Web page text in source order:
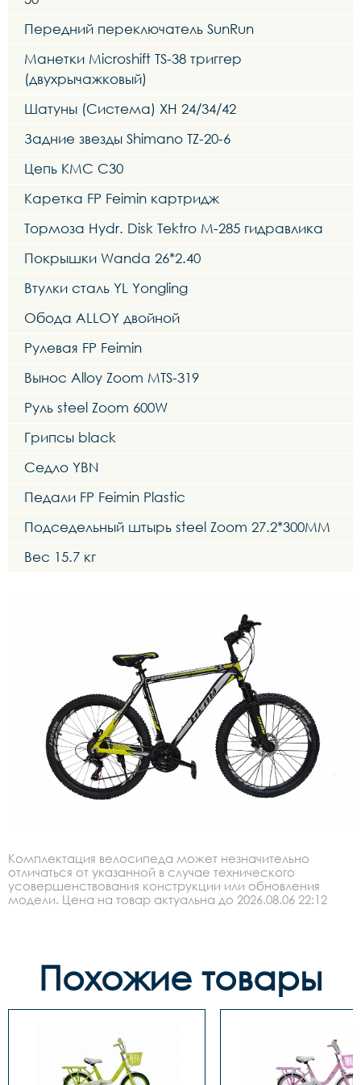
Передний переключатель SunRun
Манетки Microshift TS-38 триггер
(двухрычажковый)
Шатуны (Система) XH 24/34/42
Задние звезды Shimano TZ-20-6
Цепь KMC C30
Каретка FP Feimin картридж
Тормоза Hydr. Disk Tektro M-285 гидравлика
Покрышки Wanda 26*2.40
Втулки сталь YL Yongling
Обода ALLOY двойной
Рулевая FP Feimin
Вынос Alloy Zoom MTS-319
Руль steel Zoom 600W
Грипсы black
Седло YBN
Педали FP Feimin Plastic
Подседельный штырь steel Zoom 27.2*300MM
Вес 15.7 кг
Комплектация велосипеда может незначительно
отличаться от указанной в случае технического
усовершенствования конструкции или обновления
модели. Цена на товар актуальна до 2026.08.06 22:12
Похожие товары